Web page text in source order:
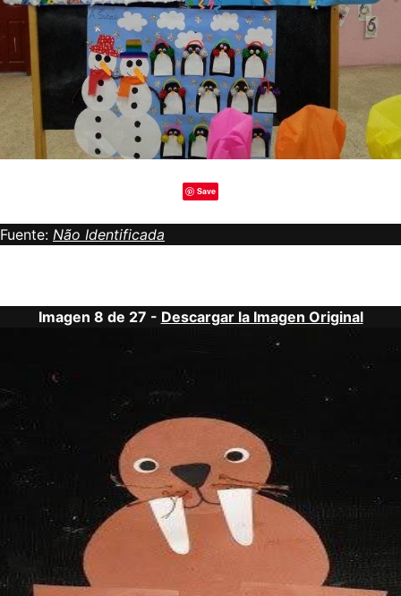
Save
Fuente: Não Identificada
Imagen 8 de 27 - Descargar la Imagen Original